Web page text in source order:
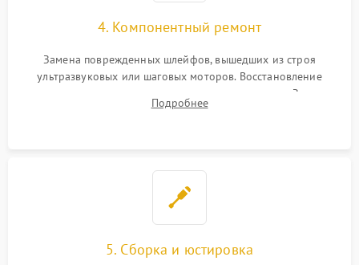
4. Компонентный ремонт
Замена поврежденных шлейфов, вышедших из строя
ультразвуковых или шаговых моторов. Восстановление
геометрии направляющих при заклинивании зума. Замена
неисправного блока диафрагмы, датчиков положения или
Подробнее
5. Сборка и юстировка